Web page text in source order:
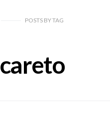
POSTS BYTAG
careto